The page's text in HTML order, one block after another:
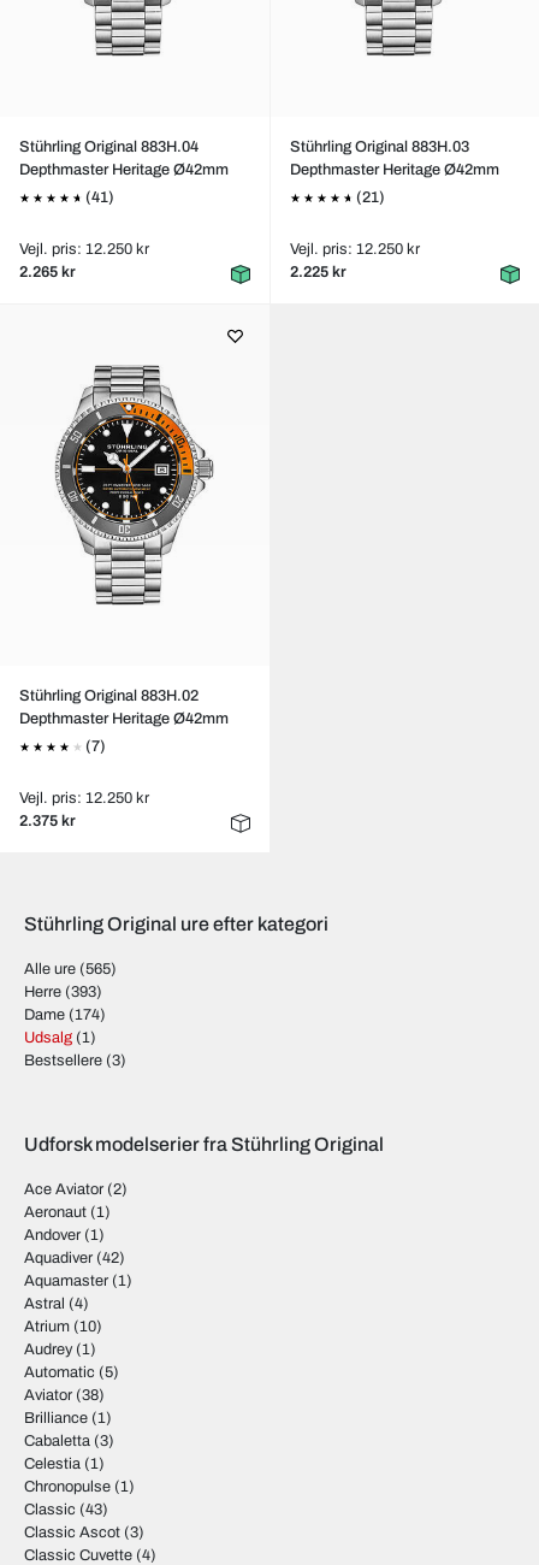
Stührling Original 883H.04
Depthmaster Heritage Ø42mm
(41)
Vejl. pris: 12.250 kr
2.265 kr
Stührling Original 883H.03
Depthmaster Heritage Ø42mm
(21)
Vejl. pris: 12.250 kr
2.225 kr
Stührling Original 883H.02
Depthmaster Heritage Ø42mm
(7)
Vejl. pris: 12.250 kr
2.375 kr
Stührling Original ure efter kategori
Alle ure (565)
Herre (393)
Dame (174)
Udsalg (1)
Bestsellere (3)
Udforsk modelserier fra Stührling Original
Ace Aviator (2)
Aeronaut (1)
Andover (1)
Aquadiver (42)
Aquamaster (1)
Astral (4)
Atrium (10)
Audrey(1)
Automatic (5)
Aviator (38)
Brilliance (1)
Cabaletta (3)
Celestia (1)
Chronopulse (1)
Classic (43)
Classic Ascot (3)
Classic Cuvette (4)